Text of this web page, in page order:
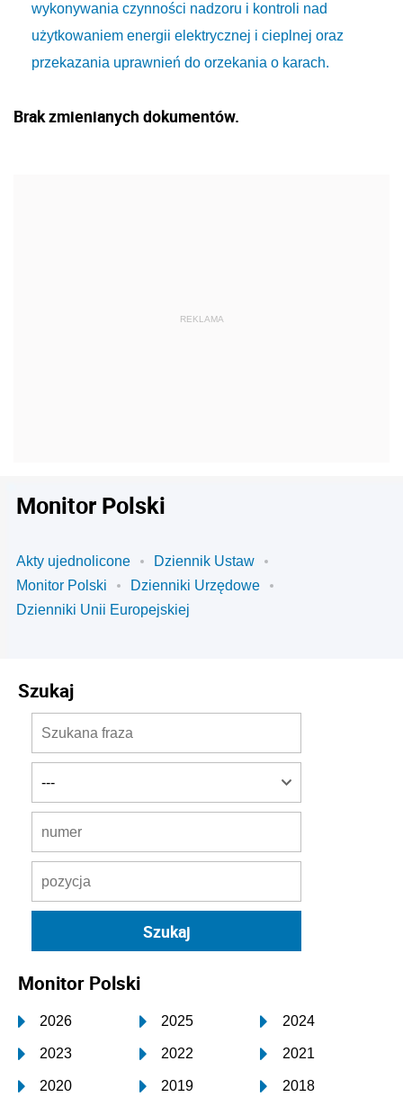
wykonywania czynności nadzoru i kontroli nad
użytkowaniem energii elektrycznej i cieplnej oraz
przekazania uprawnień do orzekania o karach.
Brak zmienianych dokumentów.
Monitor Polski
Akty ujednolicone
Dziennik Ustaw
Monitor Polski
Dzienniki Urzędowe
Dzienniki Unii Europejskiej
Szukaj
Monitor Polski
2026 2025 2024
2023 2022 2021
2020 2019 2018